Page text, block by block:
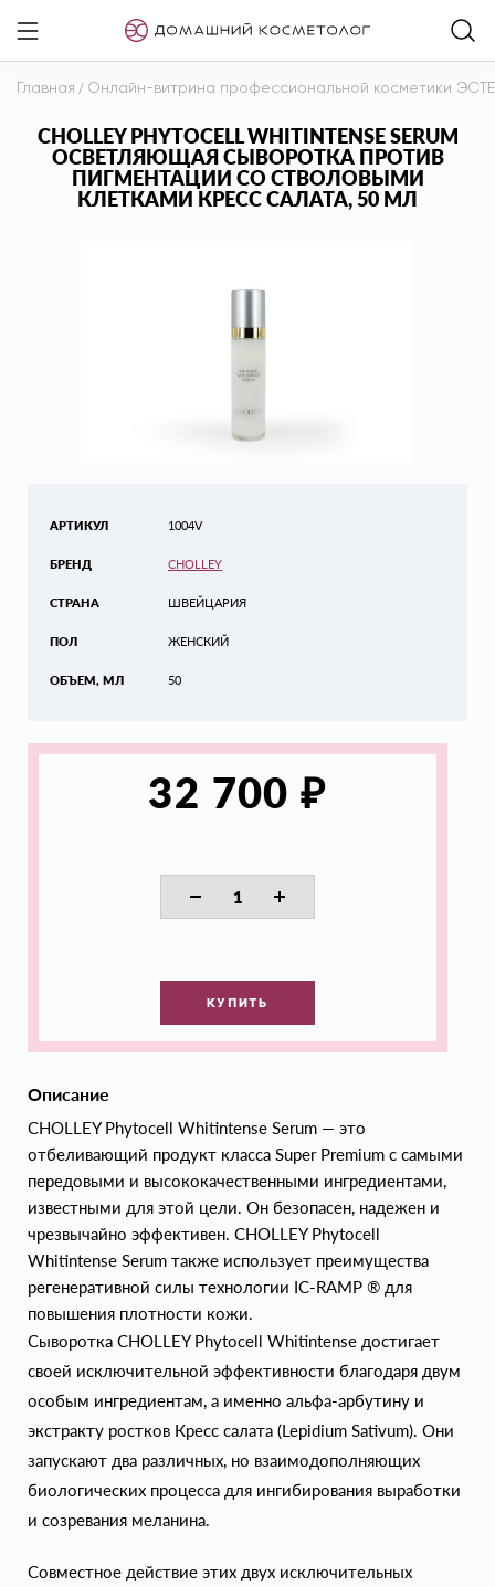
Главная / Онлайн-витрина профессиональной косметики
CHOLLEY PHYTOCELL WHITINTENSE SERUM
ОСВЕТЛЯЮЩАЯ СЫВОРОТКА ПРОТИВ
ПИГМЕНТАЦИИ СО СТВОЛОВЫМИ
КЛЕТКАМИ КРЕСС САЛАТА, 50 МЛ
АРТИКУЛ
БРЕНД
СТРАНА
ПОЛ
ОБЪЕМ, МЛ
1004V
CHOLLEY
ШВЕЙЦАРИЯ
ЖЕНСКИЙ
50
32 700₽
КУПИТЬ
Описание
CHOLLEY Phytocell Whitintense Serum — это
отбеливающий продукт класса Super Premium с самыми
передовыми и высококачественными ингредиентами,
известными для этой цели. Он безопасен, надежен и
чрезвычайно эффективен. CHOLLEY Phytocell
Whitintense Serum также использует преимущества
регенеративной силы технологии IC-RAMP ® для
повышения плотности кожи.
Сыворотка CHOLLEY Phytocell Whitintense достигает
своей исключительной эффективности благодаря двум
особым ингредиентам, а именно альфа-арбутину и
экстракту ростков Кресс салата (Lepidium Sativum). Они
запускают два различных, но взаимодополняющих
биологических процесса для ингибирования выработки
и созревания меланина.
Совместное действие этих двух исключительных